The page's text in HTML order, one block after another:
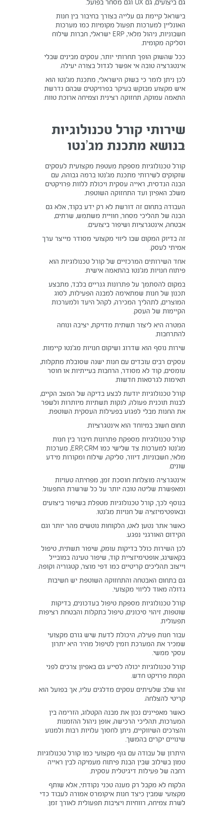
בישראל קיימת גם עלייה בצורך בחיבור בין חנות
האונליין למערכות תפעול מקומיות כמו מערכות
חשבוניות, ניהול מלאי, ERP ישראלי, חברות שילוח
וסליקה מקומית.
ככל שהשוק הופך תחרותי יותר, עסקים מבינים שבלי
אינטגרציה טובה אי אפשר לגדול בצורה יעילה.
לכן ניתן לומר כי בשוק הישראלי, מתכנת מג’נטו הוא
איש מקצוע מבוקש בעיקר בפרויקטים שבהם נדרשת
התאמה עמוקה, תחזוקה רצינית וצמיחה ארוכת טווח.
שירותי קורל טכנולוגיות
בנושא מתכנת מג’נטו
קורל טכנולוגיות מספקת מעטפת מקצועית לעסקים
שזקוקים לשירותי מתכנת מג’נטו ברמה גבוהה, עם
הבנה הנדסית, ראייה עסקית ויכולת ללוות פרויקטים
משלב האפיון ועד התחזוקה השוטפת.
העבודה בתחום זה דורשת לא רק ידע בקוד, אלא גם
הבנה של תהליכי מסחר, חוויית משתמש, שרתים,
אבטחה, אינטגרציות ושיפור ביצועים.
זה בדיוק המקום שבו ליווי מקצועי מסודר מייצר ערך
אמיתי לעסק.
אחד השירותים המרכזיים של קורל טכנולוגיות הוא
פיתוח חנויות מג’נטו בהתאמה אישית.
במקום להסתמך על פתרונות גנריים בלבד, מתבצע
תכנון של חנות שמתאימה למבנה הפעילות, לסוג
המוצרים, לתהליך המכירה, לקהל היעד ולמערכות
הקיימות של העסק.
המטרה היא ליצור תשתית מדויקת, יציבה ונוחה
להתרחבות.
שירות נוסף הוא שדרוג ושיקום חנויות מג’נטו קיימות.
עסקים רבים עובדים עם חנות ישנה שסובלת מתקלות,
עומסים, קוד לא מסודר, הרחבות בעייתיות או חוסר
תאימות לגרסאות חדשות.
קורל טכנולוגיות יודעת לבצע בדיקה של המצב הקיים,
לבנות תוכנית פעולה, לנקות תשתיות מיותרות ולשפר
את החנות מבלי לפגוע בפעילות העסקית השוטפת.
תחום חשוב במיוחד הוא אינטגרציות.
קורל טכנולוגיות מספקת פתרונות חיבור בין חנות
מג’נטו למערכות צד שלישי כמו ERP, CRM, מערכות
מלאי, חשבוניות, דיוור, סליקה, שילוח ומקורות מידע
שונים.
אינטגרציה מוצלחת חוסכת זמן, מפחיתה טעויות
ומאפשרת שליטה טובה יותר על כל שרשרת התפעול.
בנוסף לכך, קורל טכנולוגיות מטפלת בשיפור ביצועים
ובאופטימיזציה של חנויות מג’נטו.
כאשר אתר נטען לאט, הלקוחות נוטשים מהר יותר וגם
הקידום האורגני נפגע.
לכן השירות כולל בדיקות עומק, שיפור תשתית, טיפול
בקאשינג, אופטימיזציית קוד, שיפור טעינה במובייל
וייצוב תהליכים קריטיים כמו דפי מוצר, קטגוריה וקופה.
גם בתחום האבטחה והתחזוקה השוטפת יש חשיבות
גדולה מאוד לליווי מקצועי.
קורל טכנולוגיות מספקת טיפול בעדכונים, בדיקות
שוטפות, זיהוי סיכונים, טיפול בתקלות והבטחת רציפות
תפעולית.
עבור חנות פעילה, היכולת לדעת שיש גורם מקצועי
שמכיר את המערכת וזמין לטיפול מהיר היא יתרון
עסקי ממשי.
קורל טכנולוגיות יכולה לסייע גם באפיון צרכים לפני
הקמת פרויקט חדש.
זהו שלב שלעיתים עסקים מדלגים עליו, אך בפועל הוא
קריטי להצלחה.
כאשר מאפיינים נכון את מבנה הקטלוג, הזרימה בין
המערכות, תהליכי הרכישה, אופן ניהול ההזמנות
והצרכים השיווקיים, ניתן לחסוך עלויות רבות ולמנוע
שינויים יקרים בהמשך.
היתרון של עבודה עם גוף מקצועי כמו קורל טכנולוגיות
טמון בשילוב שבין הבנת פיתוח מעמיקה לבין ראייה
רחבה של פעילות דיגיטלית עסקית.
הלקוח לא מקבל רק מענה טכני נקודתי, אלא שותף
מקצועי שמבין כיצד חנות איקומרס אמורה לעבוד כדי
לשרת צמיחה, רווחיות ויציבות תפעולית לאורך זמן.